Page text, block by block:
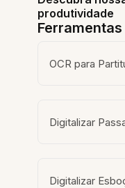
produtividade
OCR para
Digitalizar
Digitalizar